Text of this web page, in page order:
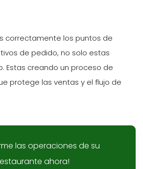
correctamente los puntos de
de pedido, no solo estas
Estas creando un proceso de
protege las ventas y el flujo de
las operaciones de su
ahora!